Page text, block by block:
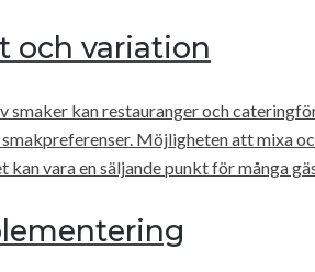
och variation
smaker kan restauranger och
Möjligheten att mixa
vara en säljande punkt för många